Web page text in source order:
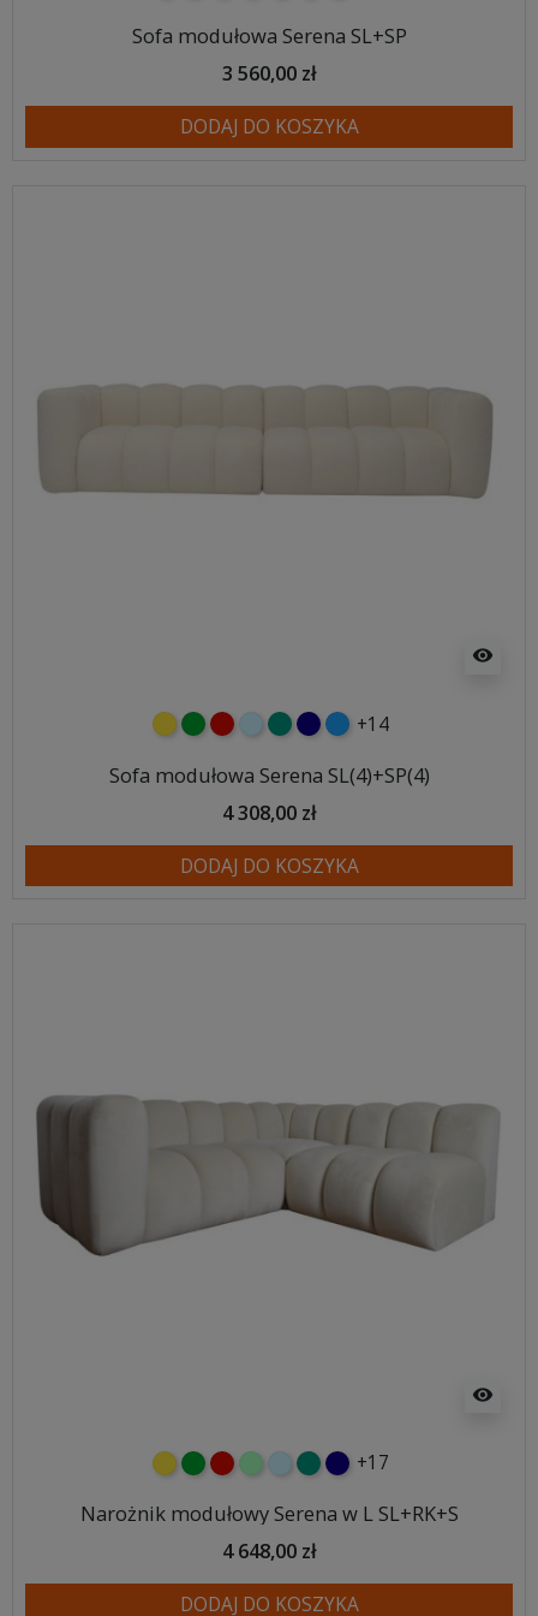
Sofa modułowa Serena SL+SP
3 560,00 zł
DODAJ DO KOSZYKA
visibility
żółtyzielonyczerwony
błękitnyturkusowy
granatowy
niebieski
+14
Sofa modułowa Serena SL(4)+SP(4)
4 308,00 zł
DODAJ DO KOSZYKA
visibility
żółtyzielonyczerwony
miętowybłękitnyturkusowy
granatowy
+17
Narożnik modułowy Serena w L SL+RK+S
4 648,00 zł
DODAJ DO KOSZYKA